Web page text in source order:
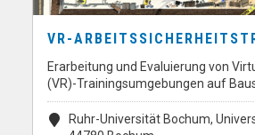
VR-
Erarbeitung und Evaluierung von
(VR)-Trainingsumgebungen auf
Ruhr-Universität Bochum,